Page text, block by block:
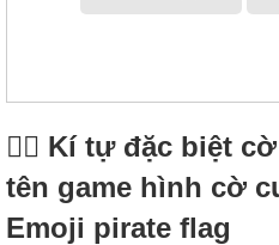
🏴‍☠️ Kí tự đặc biệt
tên game hình cờ
Emoji pirate flag